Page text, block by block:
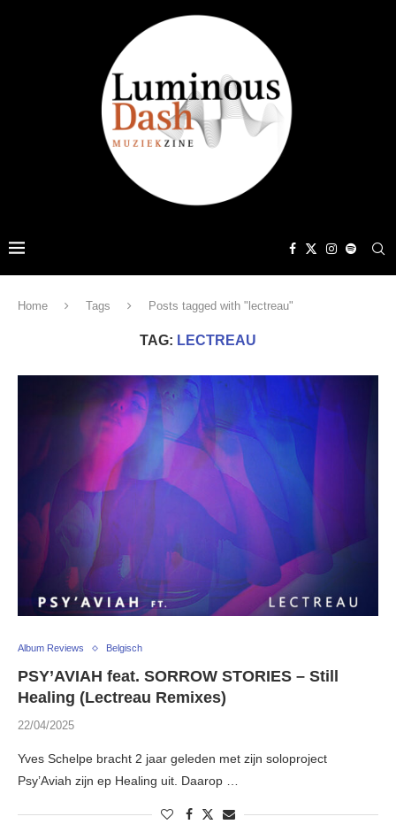
Home Tags Posts tagged with "lectreau"
TAG: LECTREAU
Album Reviews Belgisch
PSY’AVIAH feat. SORROW STORIES – Still
Healing (Lectreau Remixes)
22/04/2025
Yves Schelpe bracht 2 jaar geleden met zijn soloproject
Psy’Aviah zijn ep Healing uit. Daarop …